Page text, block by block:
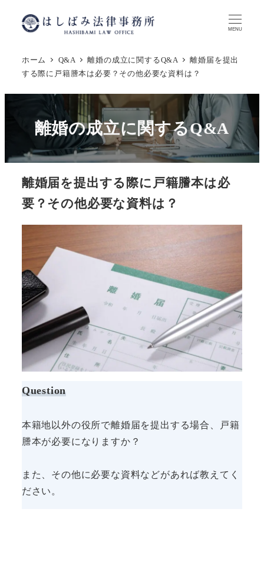
テ
移
MENU
ホーム Q&A 離婚の成立に関するQ&A
離婚届を提出
する際に戸籍謄本は必要？その他必要な資料は？
離婚の成立に関するQ&A
離婚届を提出する際に戸籍謄本は必
要？その他必要な資料は？
Question
本籍地以外の役所で離婚届を提出する場合、戸籍
謄本が必要になりますか？
また、その他に必要な資料などがあれば教えてく
ださい。